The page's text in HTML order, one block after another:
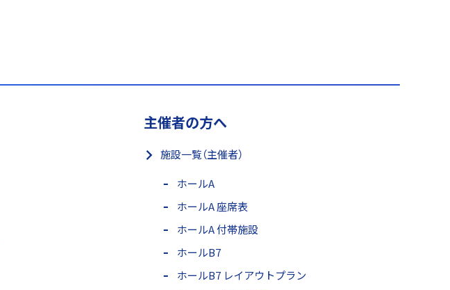
主催者の方へ
施設一覧（主催者）
ホールA
ホールA 座席表
ホールA 付帯施設
ホールB7
ホールB7 レイアウトプラン